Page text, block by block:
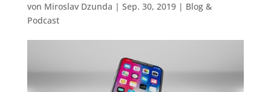
von Miroslav Dzunda | Sep. 30, 2019| Blog &
Podcast